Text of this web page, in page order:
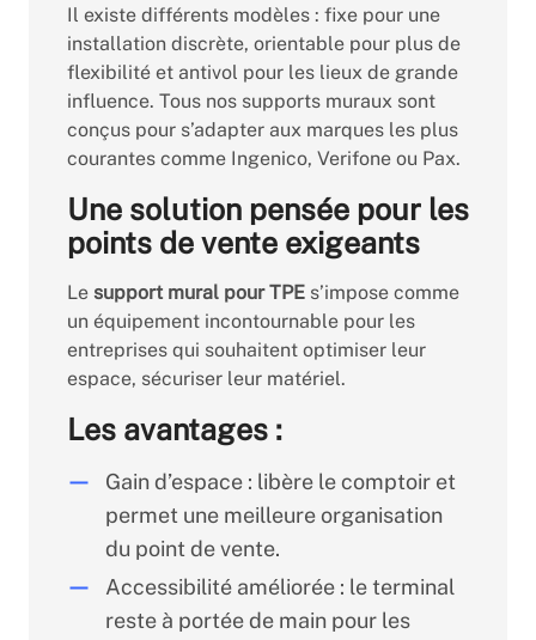
Il existe différents modèles : fixe pour une
installation discrète, orientable pour plus de
flexibilité et antivol pour les lieux de grande
influence. Tous nos supports muraux sont
conçus pour s’adapter aux marques les plus
courantes comme Ingenico, Verifone ou Pax.
Une solution pensée pour les
points de vente exigeants
Le support mural pour TPE s’impose comme
un équipement incontournable pour les
entreprises qui souhaitent optimiser leur
espace, sécuriser leur matériel.
Les avantages :
Gain d’espace : libère le comptoir et
permet une meilleure organisation
du point de vente.
Accessibilité améliorée : le terminal
reste à portée de main pour les